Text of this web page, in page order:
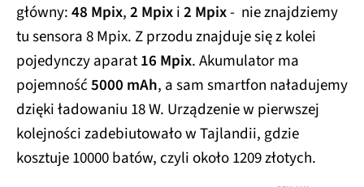
główny:48 Mpix,2 Mpixi2 Mpix- nie znajdziemy
tu sensora 8 Mpix. Z przodu znajduje się z kolei
pojedynczy aparat16 Mpix. Akumulator ma
pojemność5000 mAh, a sam smartfon naładujemy
dzięki ładowaniu 18 W. Urządzenie w pierwszej
kolejności zadebiutowało w Tajlandii, gdzie
kosztuje 10000 batów, czyli około 1209 złotych.